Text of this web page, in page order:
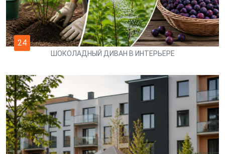
24
ШОКОЛАДНЫЙ ДИВАН В ИНТЕРЬЕРЕ